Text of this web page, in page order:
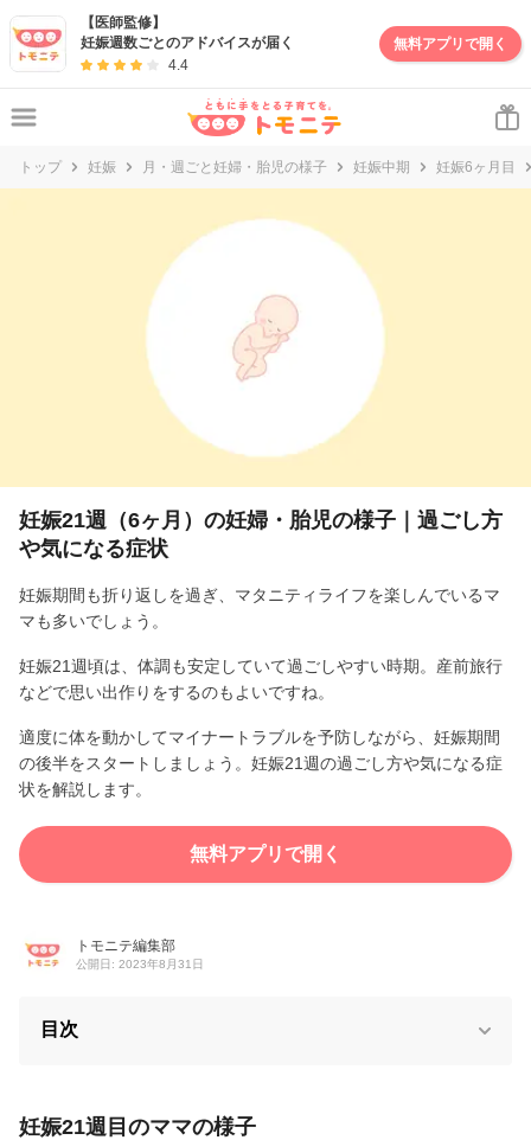
【医師監修】
妊娠週数ごとのアドバイスが届く
4.4
無料アプリで開く
トップ 妊娠 月・週ごと妊婦・胎児の様子 妊娠中期 妊娠6ヶ月目
妊娠21週（6ヶ月）の妊婦・胎児の様子｜過ごし方
や気になる症状
妊娠期間も折り返しを過ぎ、マタニティライフを楽しんでいるマ
マも多いでしょう。
妊娠21週頃は、体調も安定していて過ごしやすい時期。産前旅行
などで思い出作りをするのもよいですね。
適度に体を動かしてマイナートラブルを予防しながら、妊娠期間
の後半をスタートしましょう。妊娠21週の過ごし方や気になる症
状を解説します。
無料アプリで開く
トモニテ編集部
公開日: 2023年8月31日
目次
妊娠21週目のママの様子